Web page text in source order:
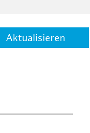
Aktualisieren